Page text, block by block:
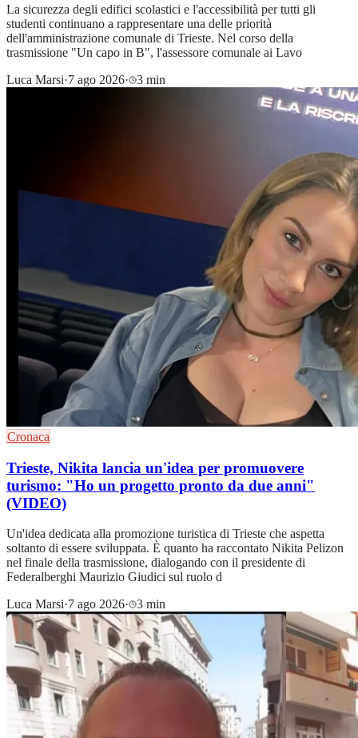
La sicurezza degli edifici scolastici e l'accessibilità per tutti gli
studenti continuano a rappresentare una delle priorità
dell'amministrazione comunale di Trieste. Nel corso della
trasmissione "Un capo in B", l'assessore comunale ai Lavo
Luca Marsi·7 ago 2026· 3 min
Cronaca
Trieste, Nikita lancia un'idea per promuovere
turismo: "Ho un progetto pronto da due anni"
(VIDEO)
Un'idea dedicata alla promozione turistica di Trieste che aspetta
soltanto di essere sviluppata. È quanto ha raccontato Nikita Pelizon
nel finale della trasmissione, dialogando con il presidente di
Federalberghi Maurizio Giudici sul ruolo d
Luca Marsi·7 ago 2026· 3 min